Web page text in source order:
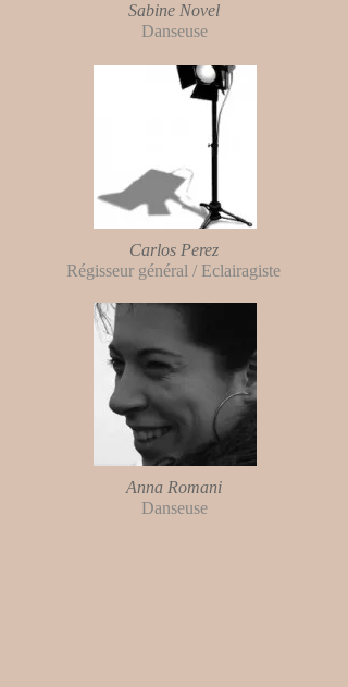
Sabine Novel
Danseuse
Carlos Perez
Régisseur général / Eclairagiste
Anna Romani
Danseuse